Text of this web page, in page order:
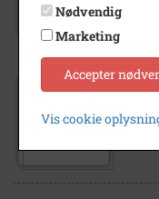
Nødvendig
Marketing
Accepter
Vis cookie